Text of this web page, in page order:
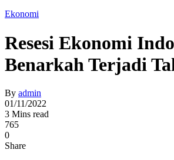
Ekonomi
Resesi Ekonomi
Benarkah Terjadi
By admin
01/11/2022
3 Mins read
765
0
Share